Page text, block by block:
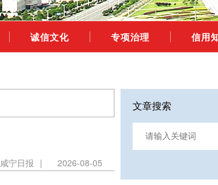
诚信文化 专项治理 信用
咸宁日报 | 2026-08-05
常态化榜单监管 咸
文章搜索